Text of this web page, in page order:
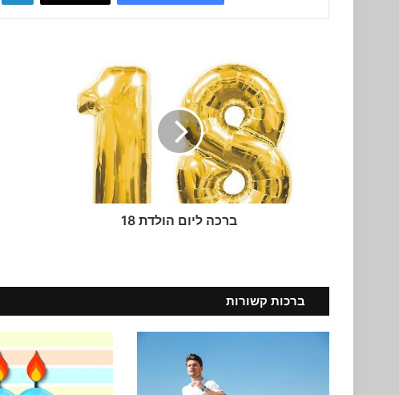
ברכה ליום הולדת 18
ברכות קשורות